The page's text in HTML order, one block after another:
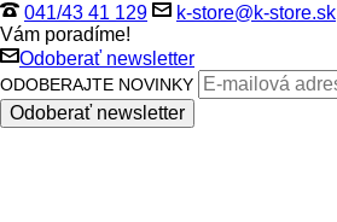
041/43 41 129 k-store@k-store.sk
Vám poradíme!
Odoberať newsletter
ODOBERAJTE NOVINKY